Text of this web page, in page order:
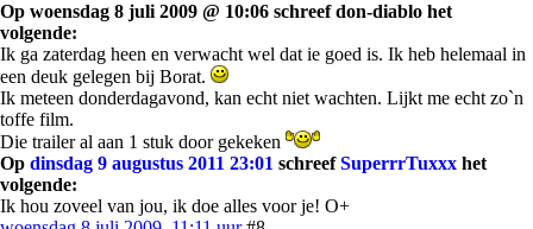
Op woensdag 8 juli 2009 @ 10:06 schreef don-diablo het
volgende:
Ik ga zaterdag heen en verwacht wel dat ie goed is. Ik heb helemaal in
een deuk gelegen bij Borat.
Ik meteen donderdagavond, kan echt niet wachten. Lijkt me echt zo`n
toffe film.
Die trailer al aan 1 stuk door gekeken
Op dinsdag 9 augustus 2011 23:01 schreefSuperrrTuxxx het
volgende:
Ik hou zoveel van jou, ik doe alles voor je! O+